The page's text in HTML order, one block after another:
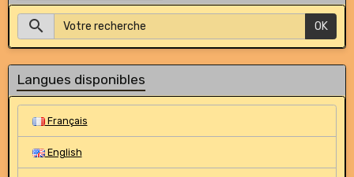
OK
Langues disponibles
Français
English